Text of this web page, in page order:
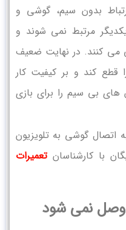
بدون سیم، گوشی و
مرتبط نمی شوند و
می کنند. در نهایت ضعیف
قطع کند و بر کیفیت کار
های بی سیم را برای بازی
اتصال گوشی به تلویزیون
با کارشناسانتعمیرات
وصل نمی شود